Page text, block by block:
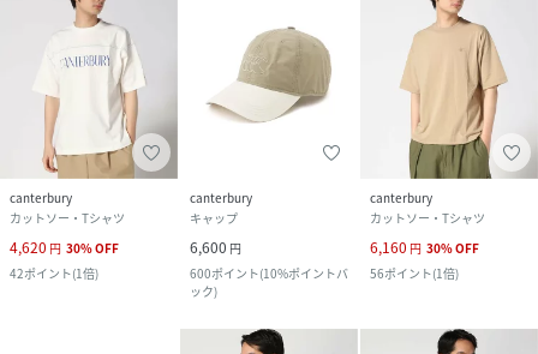
canterbury
カットソー・Tシャツ
4,620 円 30%OFF
42ポイント(1倍)
canterbury
キャップ
6,600 円
600ポイント(10%ポイントバ
ック)
canterbury
カットソー・Tシャツ
6,160 円 30%OFF
56ポイント(1倍)